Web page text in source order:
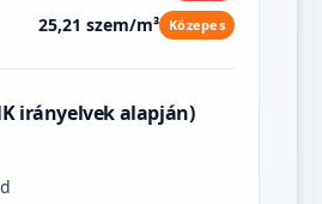
25,21 szem/m³ Közepes
irányelvek alapján)